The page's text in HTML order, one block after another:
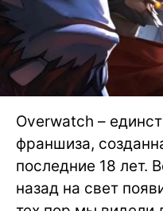
Overwatch –
франшиза,
последние 18 лет.
назад на свет